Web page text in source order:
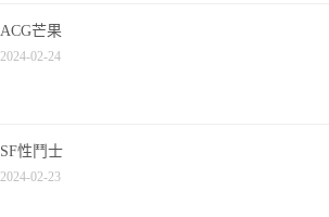
ACG芒果
2024-02-24
SF性鬥士
2024-02-23